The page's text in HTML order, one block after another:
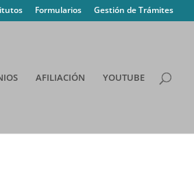
Formularios Gestión de Trámites
AFILIACIÓN YOUTUBE